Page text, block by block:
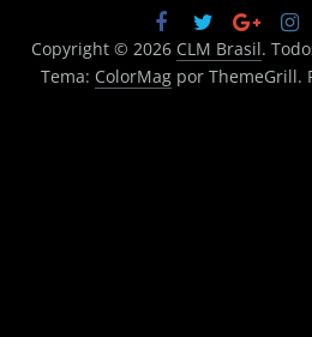
Copyright © 2026 CLM Brasil.
Tema: ColorMagpor ThemeGrill.